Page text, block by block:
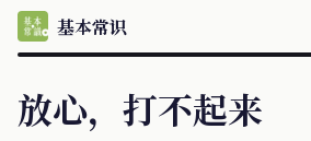
基本常识
放心，打不起来